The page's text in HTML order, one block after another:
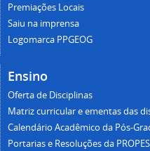
Premiações Locais
Saiu na imprensa
Logomarca PPGEOG
Ensino
Oferta de Disciplinas
Matriz curricular e ementas das
Calendário Acadêmico da Pós-
Portarias e Resoluções da